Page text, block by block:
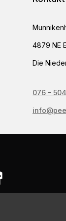
4879 NE
Die
076 –